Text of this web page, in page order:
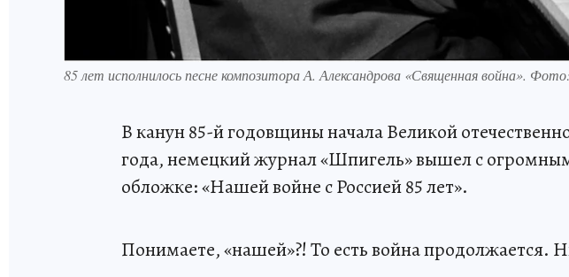
85 лет исполнилось песне композитора А. Александрова «Священная война».
В канун 85-й годовщины начала Великой
года, немецкий журнал «Шпигель» вышел с
обложке: «Нашей войне с Россией 85 лет».
Понимаете, «нашей»?! То есть война продолжается.